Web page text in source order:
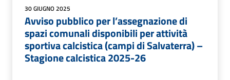
30 GIUGNO 2025
Avviso pubblico per l’assegnazione di
spazi comunali disponibili per attività
sportiva calcistica (campi di Salvaterra) –
Stagione calcistica 2025-26